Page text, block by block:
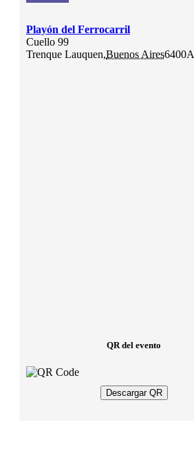
Playón del Ferrocarril
Cuello 99
Trenque Lauquen,Buenos Aires6400
QR del evento
Descargar QR